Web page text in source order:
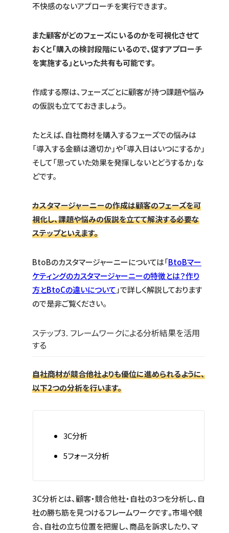
不快感のないアプローチを実行できます。
また顧客がどのフェーズにいるのかを可視化させて
おくと「購入の検討段階にいるので、促すアプローチ
を実施する」といった共有も可能です。
作成する際は、フェーズごとに顧客が持つ課題や悩み
の仮説も立てておきましょう。
たとえば、自社商材を購入するフェーズでの悩みは
「導入する金額は適切か」や「導入日はいつにするか」
そして「思っていた効果を発揮しないとどうするか」な
どです。
カスタマージャーニーの作成は顧客のフェーズを可
視化し、課題や悩みの仮説を立てて解決する必要な
ステップといえます。
BtoBのカスタマージャーニーについては「BtoBマー
ケティングのカスタマージャーニーの特徴とは？作り
方とBtoCの違いについて」で詳しく解説しております
ので是非ご覧ください。
ステップ3. フレームワークによる分析結果を活用
する
自社商材が競合他社よりも優位に進められるように、
以下2つの分析を行います。
3C分析
5フォース分析
3C分析とは、顧客・競合他社・自社の3つを分析し、自
社の勝ち筋を見つけるフレームワークです。市場や競
合、自社の立ち位置を把握し、商品を訴求したり、マ